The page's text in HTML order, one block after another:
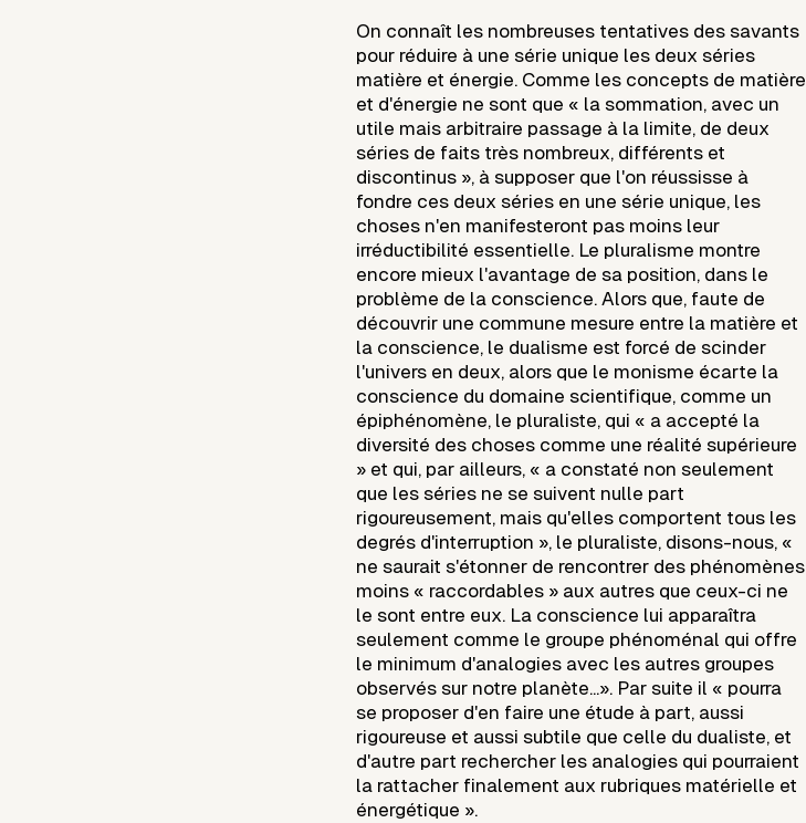
On connaît les nombreuses tentatives des savants
pour réduire à une série unique les deux séries
matière et énergie. Comme les concepts de matière
et d'énergie ne sont que « la sommation, avec un
utile mais arbitraire passage à la limite, de deux
séries de faits très nombreux, différents et
discontinus », à supposer que l'on réussisse à
fondre ces deux séries en une série unique, les
choses n'en manifesteront pas moins leur
irréductibilité essentielle. Le pluralisme montre
encore mieux l'avantage de sa position, dans le
problème de la conscience. Alors que, faute de
découvrir une commune mesure entre la matière et
la conscience, le dualisme est forcé de scinder
l'univers en deux, alors que le monisme écarte la
conscience du domaine scientifique, comme un
épiphénomène, le pluraliste, qui « a accepté la
diversité des choses comme une réalité supérieure
» et qui, par ailleurs, « a constaté non seulement
que les séries ne se suivent nulle part
rigoureusement, mais qu'elles comportent tous les
degrés d'interruption », le pluraliste, disons-nous, «
ne saurait s'étonner de rencontrer des phénomènes
moins « raccordables » aux autres que ceux-ci ne
le sont entre eux. La conscience lui apparaîtra
seulement comme le groupe phénoménal qui offre
le minimum d'analogies avec les autres groupes
observés sur notre planète...». Par suite il « pourra
se proposer d'en faire une étude à part, aussi
rigoureuse et aussi subtile que celle du dualiste, et
d'autre part rechercher les analogies qui pourraient
la rattacher finalement aux rubriques matérielle et
énergétique ».